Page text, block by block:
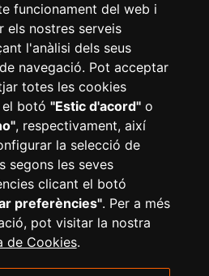
funcionament del web i
els nostres serveis
l'anàlisi dels seus
navegació. Pot acceptar
totes les cookies
botó "Estic d'acord"o
, respectivament, així
la selecció de
segons les seves
clicant el botó
preferències". Per a més
pot visitar la nostra
de Cookies.